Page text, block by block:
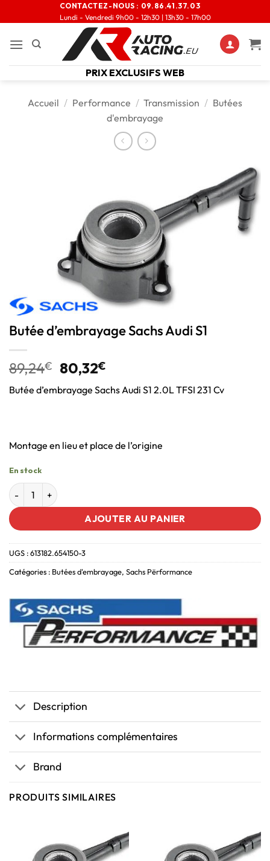
CONTACTEZ-NOUS : 09.86.41.37.03
Lundi - Vendredi 9h00 - 12h30 | 13h30 - 17h00
PRIX EXCLUSIFS WEB
Accueil / Performance / Transmission / Butées
d'embrayage
Butée d’embrayage Sachs Audi S1
89,24€ 80,32€
Butée d’embrayage Sachs Audi S1 2.0L TFSI 231 Cv
Montage en lieu et place de l’origine
En stock
AJOUTER AU PANIER
UGS :613182.654150-3
Catégories : Butées d'embrayage, Sachs Përformance
Description
Informations complémentaires
Brand
PRODUITS SIMILAIRES